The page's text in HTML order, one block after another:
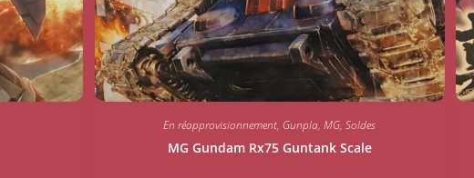
En réapprovisionnement, Gunpla,MG,Soldes
MG Gundam Rx75 Guntank Scale